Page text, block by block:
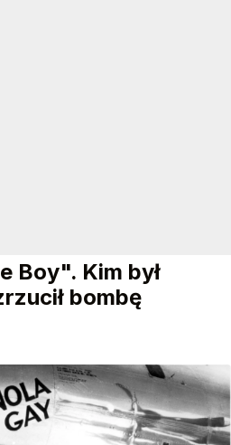
Boy". Kim był
bombę